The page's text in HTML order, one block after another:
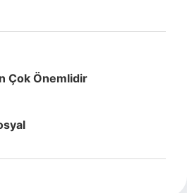
Çok Önemlidir